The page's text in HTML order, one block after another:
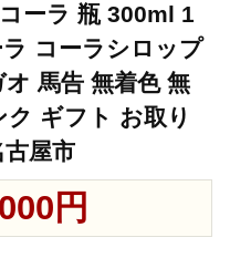
ーラ 瓶 300ml 1
コーラシロップ
馬告 無着色 無
ギフト お取り
屋市
円